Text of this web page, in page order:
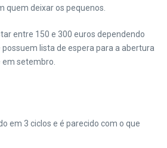
quem deixar os pequenos.
entre 150 e 300 euros dependendo
lista de espera para a abertura
setembro.
em 3 ciclos e é parecido com o que